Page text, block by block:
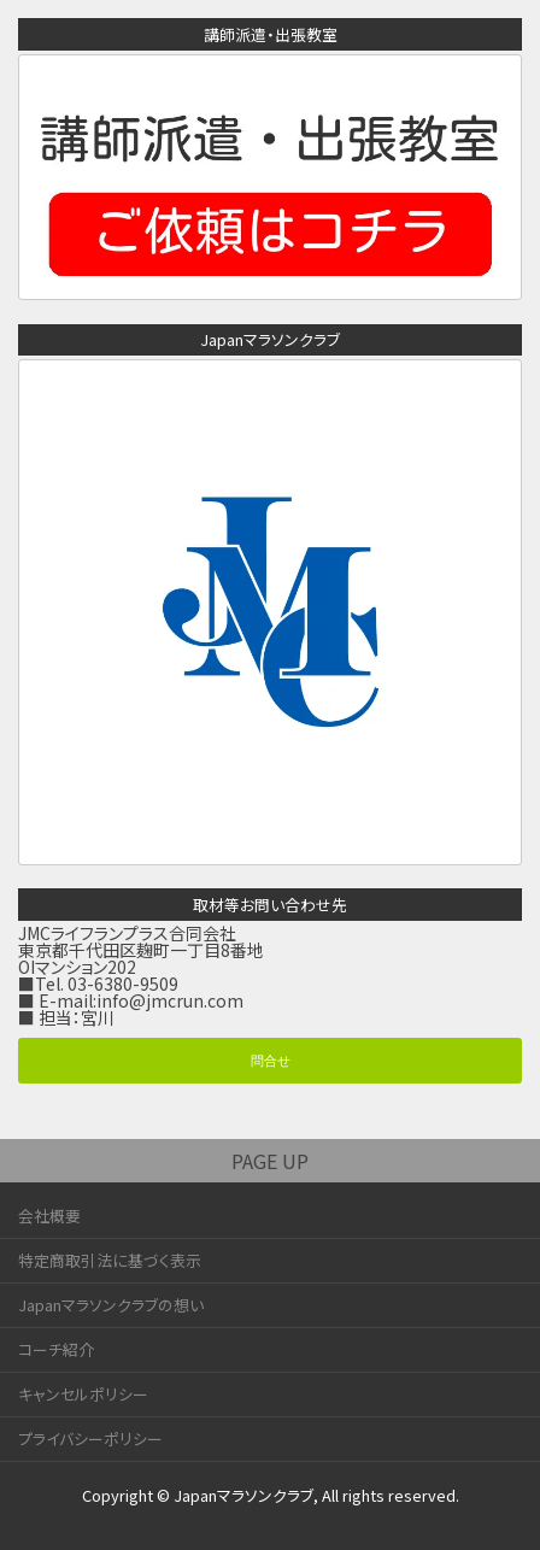
講師派遣・出張教室
Japanマラソンクラブ
取材等お問い合わせ先
JMCライフランプラス合同会社
東京都千代田区麹町一丁目8番地
OIマンション202
■Tel. 03-6380-9509
■ E-mail:info@jmcrun.com
■ 担当：宮川
問合せ
PAGE UP
会社概要
特定商取引法に基づく表示
Japanマラソンクラブの想い
コーチ紹介
キャンセルポリシー
プライバシーポリシー
Copyright © Japanマラソンクラブ, All rights reserved.